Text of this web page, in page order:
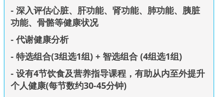
- 深入评估心脏、肝功能、肾功能、肺功能、胰脏
功能、骨骼等健康状况
- 代谢健康分析
- 特选组合(3组选1组) + 智选组合 (4组选1组)
- 设有4节饮食及营养指导课程，有助从内至外提升
个人健康(每节数约30-45分钟)